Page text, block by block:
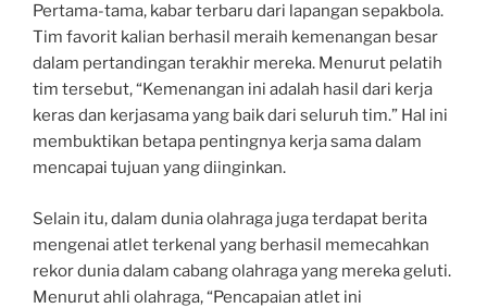
Pertama-tama, kabar terbaru dari lapangan sepakbola.
Tim favorit kalian berhasil meraih kemenangan besar
dalam pertandingan terakhir mereka. Menurut pelatih
tim tersebut, “Kemenangan ini adalah hasil dari kerja
keras dan kerjasama yang baik dari seluruh tim.” Hal ini
membuktikan betapa pentingnya kerja sama dalam
mencapai tujuan yang diinginkan.
Selain itu, dalam dunia olahraga juga terdapat berita
mengenai atlet terkenal yang berhasil memecahkan
rekor dunia dalam cabang olahraga yang mereka geluti.
Menurut ahli olahraga, “Pencapaian atlet ini